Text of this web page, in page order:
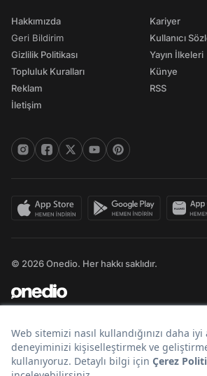
Hakkımızda
Geri Bildirim
Gizlilik Politikası
Topluluk Kuralları
Reklam
İletişim
Kariyer
Kullanıcı
Yayın İlkeleri
Künye
RSS
© 2026 Onedio. Her hakkı saklıdır.
Bir markasıdır.